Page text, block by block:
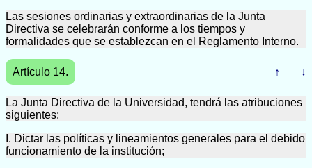
Las sesiones ordinarias y extraordinarias de la Junta
Directiva se celebrarán conforme a los tiempos y
formalidades que se establezcan en el Reglamento Interno.
Artículo 14. ↑ ↓
La Junta Directiva de la Universidad, tendrá las atribuciones
siguientes:
I. Dictar las políticas y lineamientos generales para el debido
funcionamiento de la institución;